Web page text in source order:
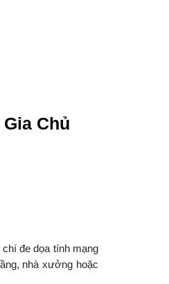
Chủ
đe dọa tính mạng
nhà xưởng hoặc